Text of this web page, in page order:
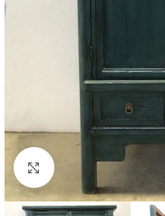
Click to enlarge